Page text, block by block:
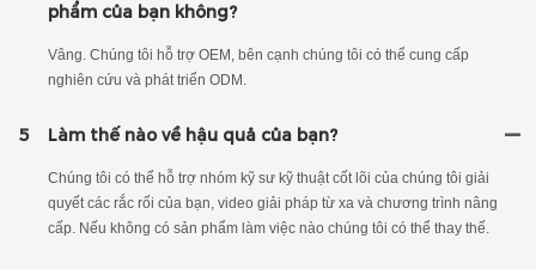
phẩm của bạn không?
Vâng. Chúng tôi hỗ trợ OEM, bên cạnh chúng tôi có thể cung cấp
nghiên cứu và phát triển ODM.
5 Làm thế nào về hậu quả của bạn?
Chúng tôi có thể hỗ trợ nhóm kỹ sư kỹ thuật cốt lõi của chúng tôi giải
quyết các rắc rối của bạn, video giải pháp từ xa và chương trình nâng
cấp. Nếu không có sản phẩm làm việc nào chúng tôi có thể thay thế.